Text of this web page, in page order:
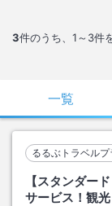
3件のうち、 1～3件
一覧
るるぶトラベルプ
【スタンダー
サービス！観